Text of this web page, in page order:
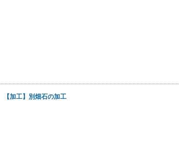
【加工】別畑石の加工